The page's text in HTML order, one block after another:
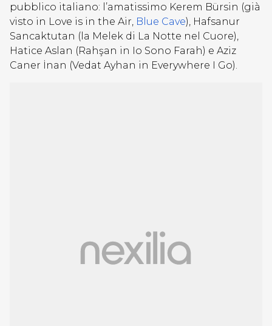
pubblico italiano: l’amatissimo Kerem Bürsin (già
visto in Love is in the Air, Blue Cave), Hafsanur
Sancaktutan (la Melek di La Notte nel Cuore),
Hatice Aslan (Rahşan in Io Sono Farah) e Aziz
Caner İnan (Vedat Ayhan in Everywhere I Go).